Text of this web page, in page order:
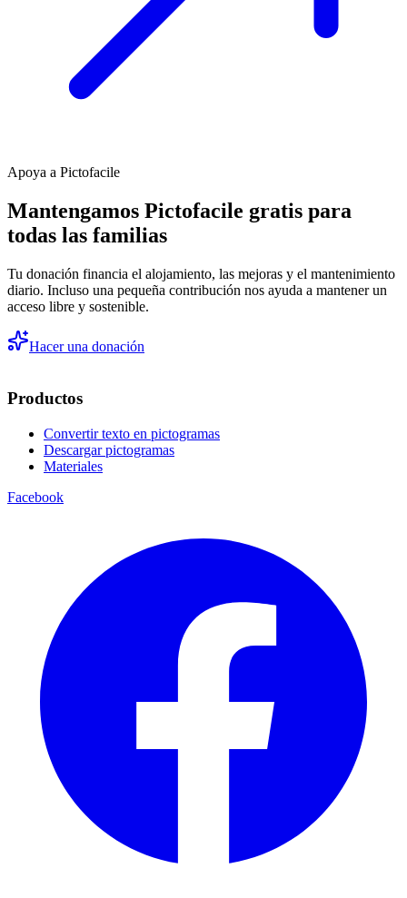
Apoya a Pictofacile
Mantengamos Pictofacile gratis para
todas las familias
Tu donación financia el alojamiento, las mejoras y el mantenimiento
diario. Incluso una pequeña contribución nos ayuda a mantener un
acceso libre y sostenible.
Hacer una donación
Productos
Convertir texto en pictogramas
Descargar pictogramas
Materiales
Facebook